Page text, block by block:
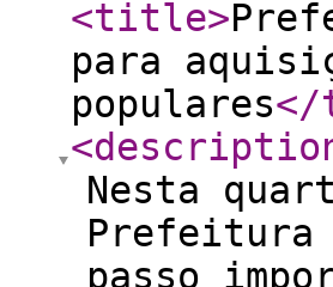
<title>
para
populares
Nesta
Prefeitura
passo